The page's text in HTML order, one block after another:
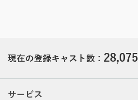
現在の登録キャスト数： 28,075
サービス